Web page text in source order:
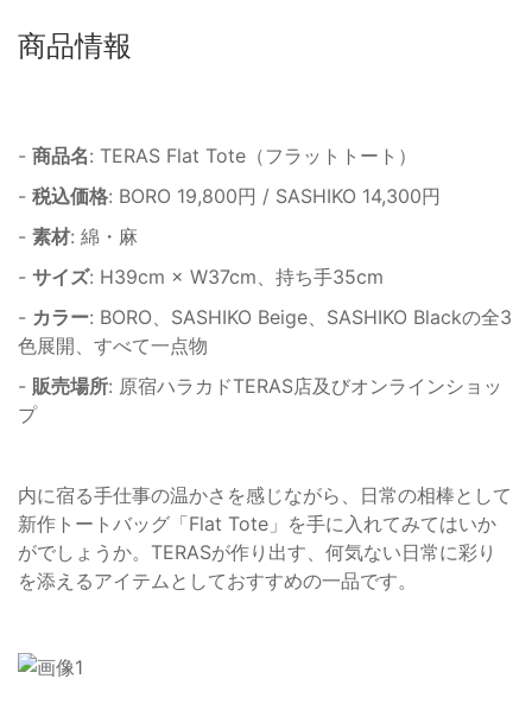
商品情報
- 商品名: TERAS Flat Tote（フラットトート）
- 税込価格: BORO 19,800円 / SASHIKO 14,300円
- 素材: 綿・麻
- サイズ: H39cm × W37cm、持ち手35cm
- カラー: BORO、SASHIKO Beige、SASHIKO Blackの全3
色展開、すべて一点物
- 販売場所: 原宿ハラカドTERAS店及びオンラインショッ
プ
内に宿る手仕事の温かさを感じながら、日常の相棒として
新作トートバッグ「Flat Tote」を手に入れてみてはいか
がでしょうか。TERASが作り出す、何気ない日常に彩り
を添えるアイテムとしておすすめの一品です。